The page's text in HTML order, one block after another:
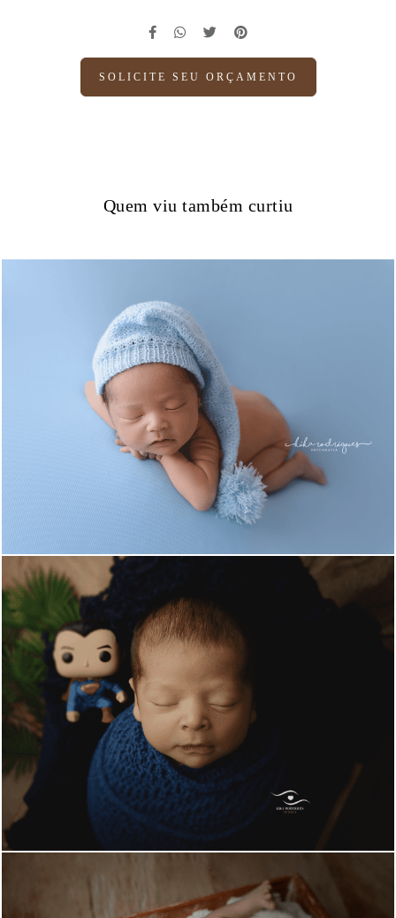
SOLICITE SEU ORÇAMENTO
Quem viu também curtiu
1278 15
851 0